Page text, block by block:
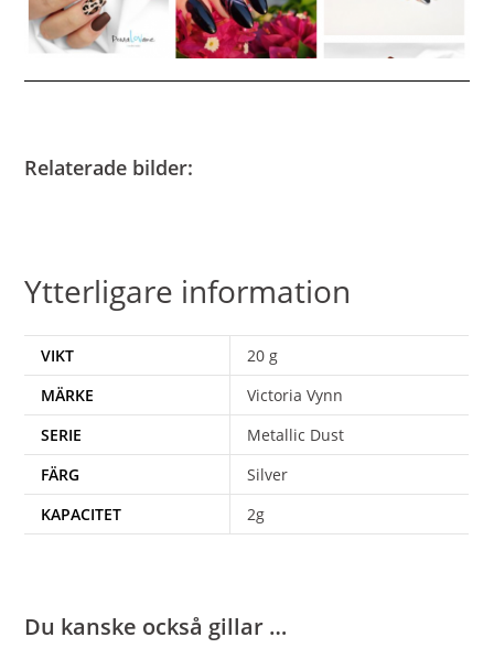
Relaterade bilder:
Ytterligare information
VIKT
20 g
MÄRKE
Victoria Vynn
SERIE
Metallic Dust
FÄRG
Silver
KAPACITET
2g
Du kanske också gillar …